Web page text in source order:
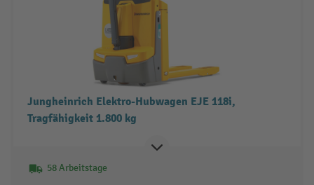
Jungheinrich Elektro-Hubwagen EJE 118i,
Tragfähigkeit 1.800 kg
58 Arbeitstage